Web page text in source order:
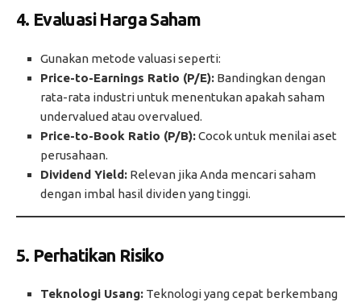
4. Evaluasi Harga Saham
Gunakan metode valuasi seperti:
Price-to-Earnings Ratio (P/E): Bandingkan dengan
rata-rata industri untuk menentukan apakah saham
undervalued atau overvalued.
Price-to-Book Ratio (P/B):Cocok untuk menilai aset
perusahaan.
Dividend Yield: Relevan jika Anda mencari saham
dengan imbal hasil dividen yang tinggi.
5. Perhatikan Risiko
Teknologi Usang: Teknologi yang cepat berkembang